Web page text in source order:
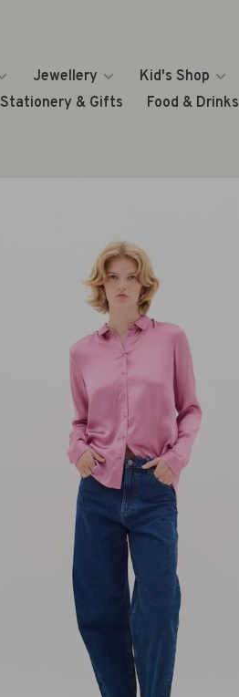
Jewellery Kid's Shop
Stationery & Gifts Food & Drinks